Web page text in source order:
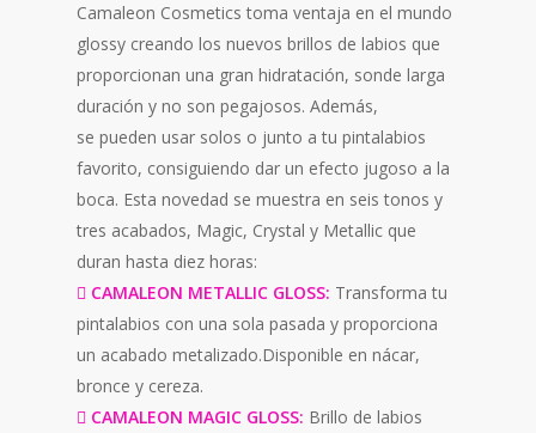
Camaleon Cosmetics toma ventaja en el mundo
glossy creando los nuevos brillos de labios que
proporcionan una gran hidratación, sonde larga
duración y no son pegajosos. Además,
se pueden usar solos o junto a tu pintalabios
favorito, consiguiendo dar un efecto jugoso a la
boca. Esta novedad se muestra en seis tonos y
tres acabados, Magic, Crystal y Metallic que
duran hasta diez horas:
 CAMALEON METALLIC GLOSS: Transforma tu
pintalabios con una sola pasada y proporciona
un acabado metalizado.Disponible en nácar,
bronce y cereza.
 CAMALEON MAGIC GLOSS: Brillo de labios